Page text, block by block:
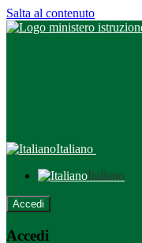
Salta al contenuto
Italiano
Italiano
Accedi
Accedi